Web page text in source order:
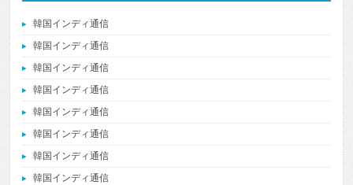
韓国インディ通信
韓国インディ通信
韓国インディ通信
韓国インディ通信
韓国インディ通信
韓国インディ通信
韓国インディ通信
韓国インディ通信